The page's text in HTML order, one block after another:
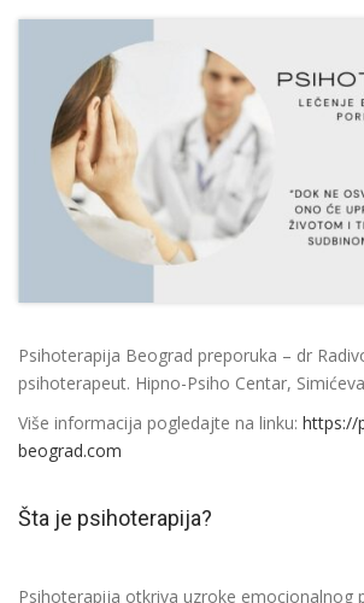
Psihoterapija Beograd preporuka – dr
psihoterapeut. Hipno-Psiho Centar,
Više informacija pogledajte na linku: https://
beograd.com
Šta je psihoterapija?
Psihoterapija otkriva uzroke emocionalnog